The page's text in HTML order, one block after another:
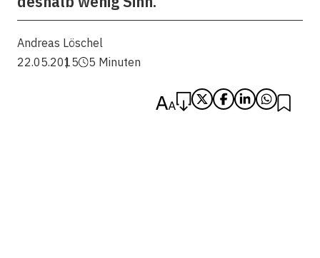
Andreas Löschel
22.05.2015
5 Minuten